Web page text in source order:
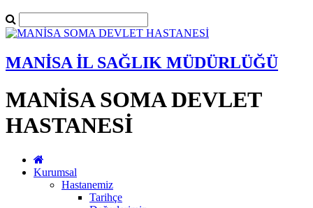
MANİSA İL SAĞLIK MÜDÜRLÜĞÜ
MANİSA SOMA DEVLET
HASTANESİ
Kurumsal
Hastanemiz
Tarihçe